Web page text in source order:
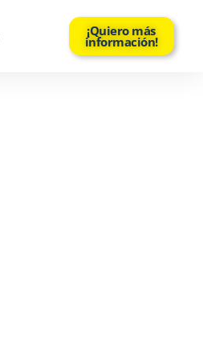
¡Quiero más
información!